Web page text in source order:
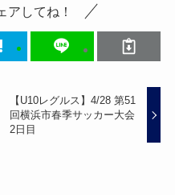
アしてね！
【U10レグルス】4/28 第51
回横浜市春季サッカー大会
2日目